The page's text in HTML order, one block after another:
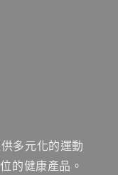
多元化的運動
的健康產品。